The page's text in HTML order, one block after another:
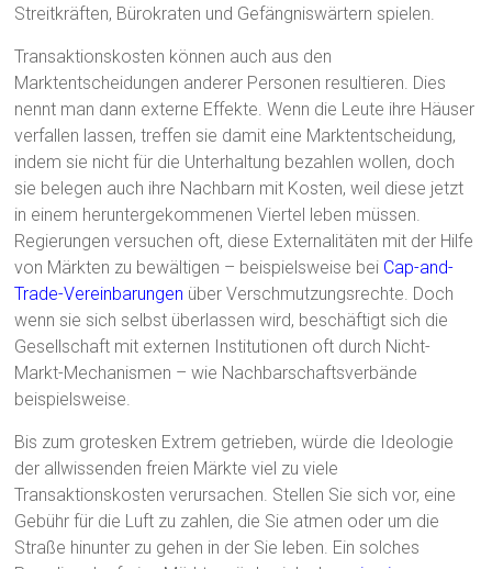
Streitkräften, Bürokraten und Gefängniswärtern spielen.
Transaktionskosten können auch aus den
Marktentscheidungen anderer Personen resultieren. Dies
nennt man dann externe Effekte. Wenn die Leute ihre Häuser
verfallen lassen, treffen sie damit eine Marktentscheidung,
indem sie nicht für die Unterhaltung bezahlen wollen, doch
sie belegen auch ihre Nachbarn mit Kosten, weil diese jetzt
in einem heruntergekommenen Viertel leben müssen.
Regierungen versuchen oft, diese Externalitäten mit der Hilfe
von Märkten zu bewältigen – beispielsweise bei Cap-and-
Trade-Vereinbarungen über Verschmutzungsrechte. Doch
wenn sie sich selbst überlassen wird, beschäftigt sich die
Gesellschaft mit externen Institutionen oft durch Nicht-
Markt-Mechanismen – wie Nachbarschaftsverbände
beispielsweise.
Bis zum grotesken Extrem getrieben, würde die Ideologie
der allwissenden freien Märkte viel zu viele
Transaktionskosten verursachen. Stellen Sie sich vor, eine
Gebühr für die Luft zu zahlen, die Sie atmen oder um die
Straße hinunter zu gehen in der Sie leben. Ein solches